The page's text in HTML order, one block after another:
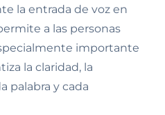
la entrada de voz en
a las personas
importante
la claridad, la
palabra y cada